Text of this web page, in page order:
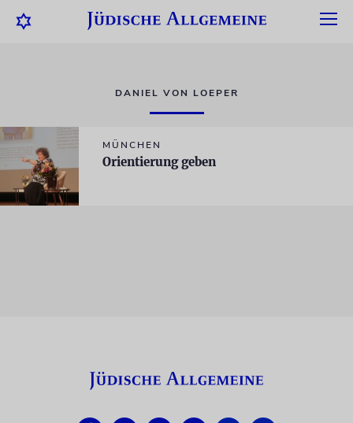
DANIEL VON LOEPER
MÜNCHEN
Orientierung geben